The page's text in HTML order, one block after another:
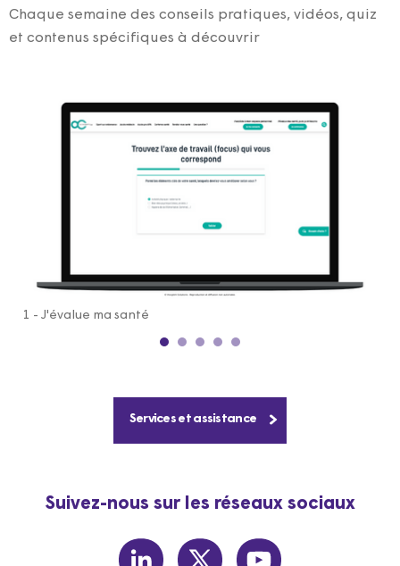
Chaque semaine des conseils pratiques, vidéos, quiz
et contenus spécifiques à découvrir
1 - J'évalue ma santé
Services et assistance
Suivez-nous sur les réseaux sociaux
linkedin twitter